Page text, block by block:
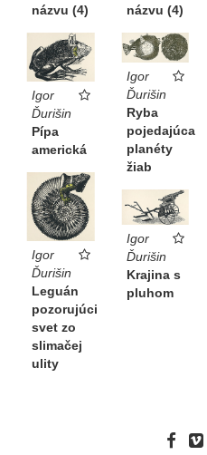
názvu (4)
názvu (4)
Igor
Ďurišin
Pípa
americká
Igor
Ďurišin
Ryba
pojedajúca
planéty
žiab
Igor
Ďurišin
Leguán
pozorujúci
svet zo
slimačej
ulity
Igor
Ďurišin
Krajina s
pluhom